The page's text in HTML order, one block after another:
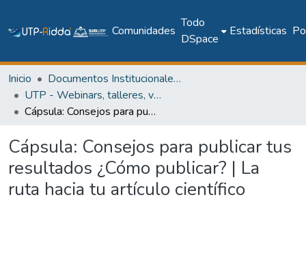
Comunidades
Todo
DSpace
Estadísticas
Inicio
Documentos Institucionales y Memoria Universitaria
UTP - Webinars, talleres, videoconferencias y cápsulas institucionales
Cápsula: Consejos para publicar tus resultados ¿Cómo publicar? | La ruta hacia tu artículo científico
Cápsula: Consejos para publicar tus
resultados ¿Cómo publicar? | La
ruta hacia tu artículo científico